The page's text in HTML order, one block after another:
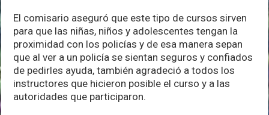
El comisario aseguró que este tipo de cursos sirven
para que las niñas, niños y adolescentes tengan la
proximidad con los policías y de esa manera sepan
que al ver a un policía se sientan seguros y confiados
de pedirles ayuda, también agradeció a todos los
instructores que hicieron posible el curso y a las
autoridades que participaron.